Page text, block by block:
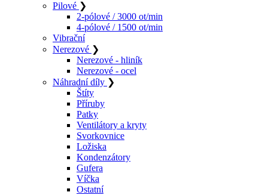
Pilové ❯
2-pólové / 3000 ot/min
4-pólové / 1500 ot/min
Vibrační
Nerezové ❯
Nerezové - hliník
Nerezové - ocel
Náhradní díly ❯
Štíty
Příruby
Patky
Ventilátory a kryty
Svorkovnice
Ložiska
Kondenzátory
Gufera
Víčka
Ostatní